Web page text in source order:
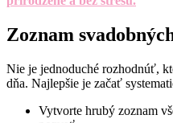
Zoznam
Nie je jednoduché rozhodnúť,
dňa. Najlepšie je začať
Vytvorte hrubý zoznam